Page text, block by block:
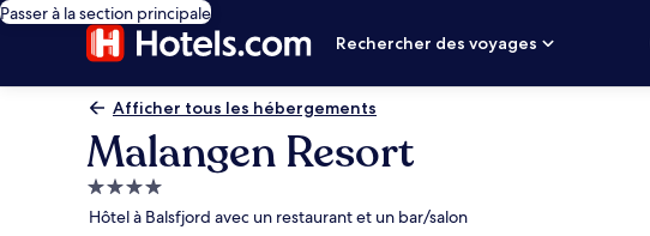
Passer à la section principale
Rechercher des voyages
Afficher tous les hébergements
Malangen Resort
Hébergement
4.0 étoiles
Hôtel à Balsfjord avec un restaurant et un bar/salon